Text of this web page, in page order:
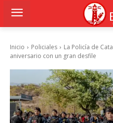
Inicio Policiales
La Policía de
aniversario con un gran desfile